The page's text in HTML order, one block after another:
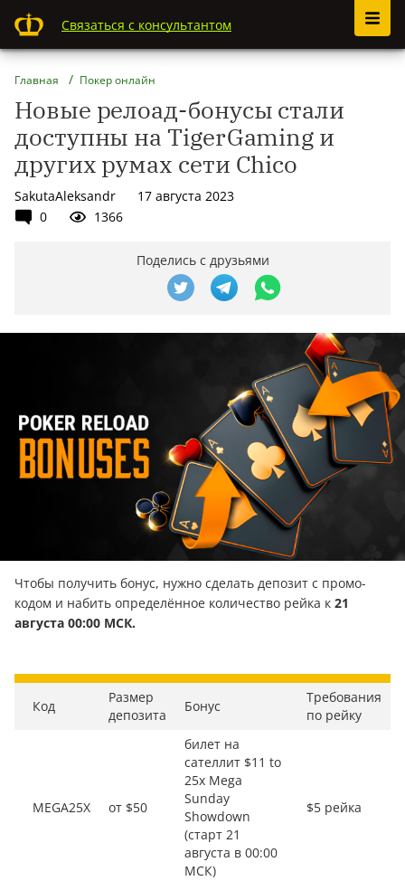
Связаться с консультантом
Главная Покер онлайн
Новые релоад-бонусы стали
доступны на TigerGaming и
других румах сети Chico
SakutaAleksandr
17 августа 2023
0
1366
Поделись с друзьями
Чтобы получить бонус, нужно сделать депозит с промо-
кодом и набить определённое количество рейка к 21
августа 00:00 МСК.
Код
Размер
депозита
Бонус
Требования
по рейку
MEGA25X от $50
билет на
сателлит $11 to
25x Mega
Sunday
Showdown
(старт 21
августа в 00:00
МСК)
$5 рейка